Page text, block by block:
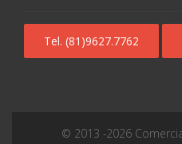
Tel. (81)9627.7762
© 2013 -2026